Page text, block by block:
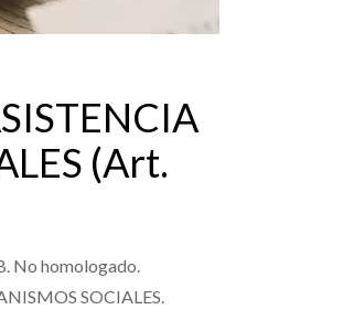
(Art.
No homologado.
SOCIALES.